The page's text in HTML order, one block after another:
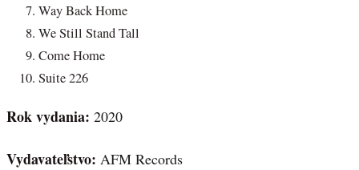
Way Back Home
We Still Stand Tall
Come Home
Suite 226
Rok vydania: 2020
Vydavateľstvo: AFM Records